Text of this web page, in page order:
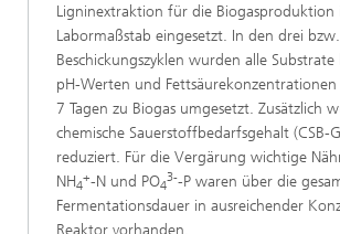
Ligninextraktion für die Biogasproduktion
Labormaßstab eingesetzt. In den drei
Beschickungszyklen wurden alle Substrate
pH-Werten und
7 Tagen zu Biogas umgesetzt. Zusätzlich
chemische Sauerstoffbedarfsgehalt (CSB-
reduziert. Für die Vergärung wichtige
NH4
+-N und PO4
3--P waren über die
Fermentationsdauer in ausreichender
Reaktor vorhanden.